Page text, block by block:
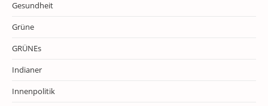
Gesundheit
Grüne
GRÜNEs
Indianer
Innenpolitik